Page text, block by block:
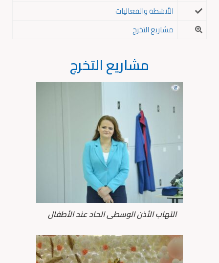
الأنشطة والفعاليات
مشاريع التخرج
مشاريع التخرج
التهاب الأذن الوسطى الحاد عند الأطفال